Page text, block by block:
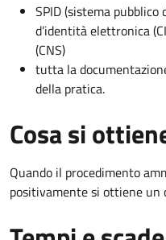
SPID (sistema
d’identità elettronica
(CNS)
tutta la
della pratica.
Cosa si
Quando il procedimento
positivamente si ottiene un